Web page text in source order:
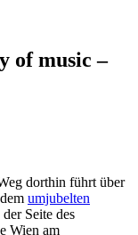
of music –
dorthin führt über
umjubelten
Seite des
Wien am